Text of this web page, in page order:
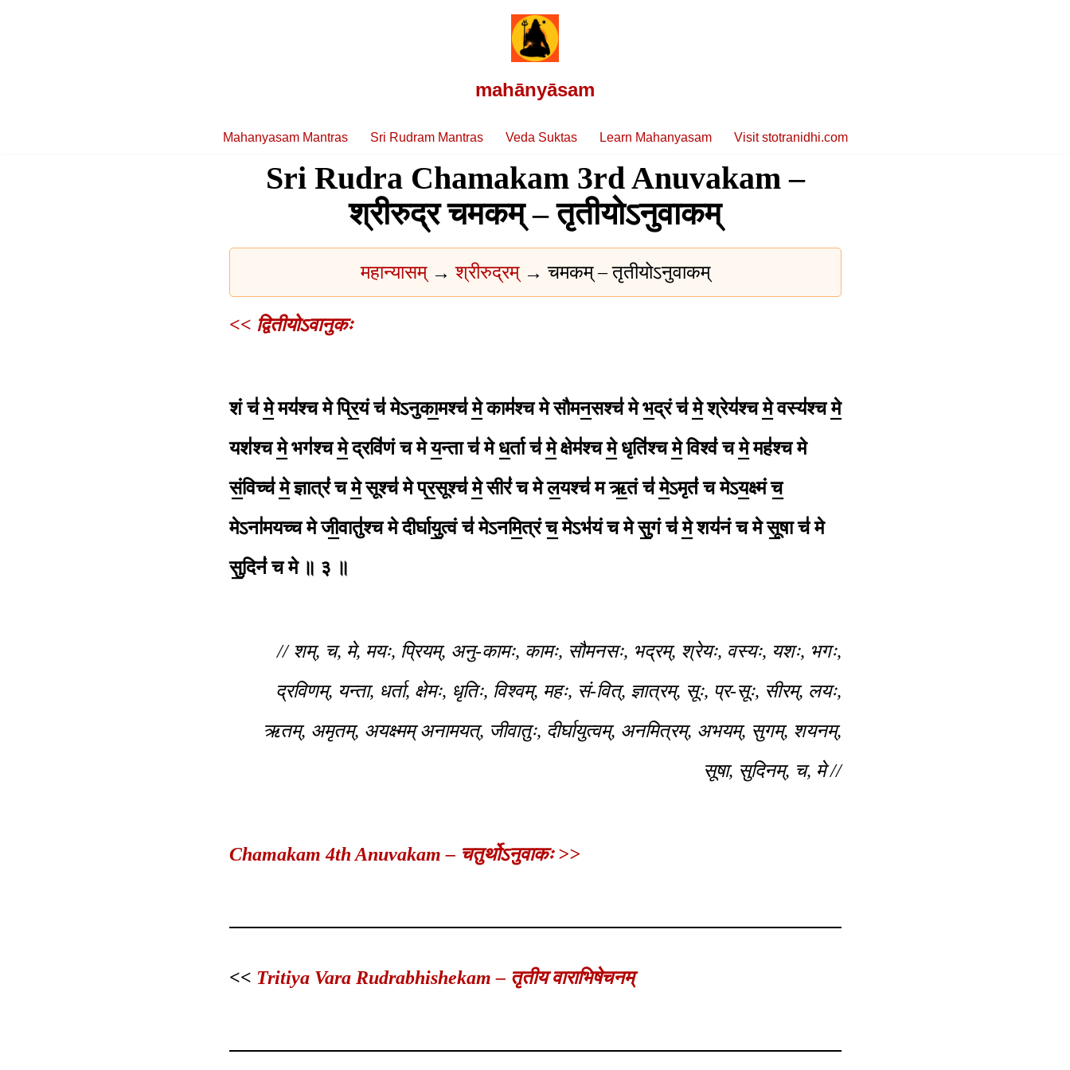
mahānyāsam
Mahanyasam Mantras Sri Rudram Mantras Veda Suktas Learn Mahanyasam Visit stotranidhi.com
Sri Rudra Chamakam 3rd Anuvakam –
श्रीरुद्र चमकम् – तृतीयोऽनुवाकम्
महान्यासम् →श्रीरुद्रम्→ चमकम् – तृतीयोऽनुवाकम्
<< द्वितीयोऽवानुकः
शं च॑ मे॒ मय॑श्च मे प्रि॒यं च॑ मेऽनुका॒मश्च॑ मे॒काम॑श्च मे सौमन॒सश्च॑ मे भ॒द्रं च॑ मे॒ श्रेय॑श्च मे॒वस्य॑श्च मे॒
यश॑श्च मे॒ भग॑श्च मे॒ द्रवि॑णं च मेय॒न्ता च॑ मे ध॒र्ता च॑ मे॒ क्षेम॑श्च मे॒ धृति॑श्च मे॒विश्वं॑ च मे॒ मह॑श्च मे
सं॒विच्च॑ मे॒ ज्ञात्रं॑ च मे॒सूश्च॑ मे प्र॒सूश्च॑ मे॒ सीरं॑ च मे ल॒यश्च॑ मऋ॒तं च॑ मे॒ऽमृतं॑ च मेऽय॒क्ष्मं च॒
मेऽना॑मयच्च मे जी॒वातु॑श्च मे दीर्घायु॒त्वं च॑मेऽनमि॒त्रं च॒ मेऽभ॑यं च मे सु॒गं च॑ मे॒शय॑नं च मे सू॒षा च॑ मे
सु॒दिनं॑ च मे ॥ ३ ॥
// शम्, च, मे, मयः, प्रियम्, अनु-कामः, कामः, सौमनसः, भद्रम्, श्रेयः, वस्यः, यशः, भगः,
द्रविणम्, यन्ता, धर्ता, क्षेमः, धृतिः, विश्वम्, महः, सं-वित्, ज्ञात्रम्, सूः, प्र-सूः, सीरम्, लयः,
ऋतम्, अमृतम्, अयक्ष्मम् अनामयत्, जीवातुः, दीर्घायुत्वम्, अनमित्रम्, अभयम्, सुगम्, शयनम्,
सूषा, सुदिनम्, च, मे //
Chamakam 4th Anuvakam – चतुर्थोऽनुवाकः >>
<< Tritiya Vara Rudrabhishekam – तृतीय वाराभिषेचनम्